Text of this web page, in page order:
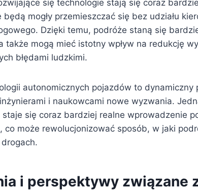
się technologie stają się coraz
będą mogły przemieszczać się bez udziału
Dzięki temu, podróże staną się
także mogą mieć istotny wpływ na redukcję
błędami ludzkimi.
autonomicznych pojazdów to dynamiczny
i naukowcami nowe wyzwania.
staje się coraz bardziej realne wprowadzenie
co może rewolucjonizować sposób, w jaki
i perspektywy związane